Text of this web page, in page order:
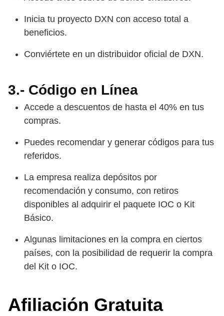
Inicia tu proyecto DXN con acceso total a
beneficios.
Conviértete en un distribuidor oficial de DXN.
3.- Código en Línea
Accede a descuentos de hasta el 40% en tus
compras.
Puedes recomendar y generar códigos para tus
referidos.
La empresa realiza depósitos por
recomendación y consumo, con retiros
disponibles al adquirir el paquete IOC o Kit
Básico.
Algunas limitaciones en la compra en ciertos
países, con la posibilidad de requerir la compra
del Kit o IOC.
Afiliación Gratuita